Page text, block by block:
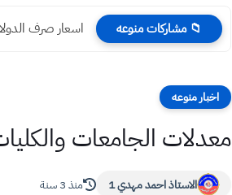
📁 مشاركات منوعه اسعار صرف الدولار
اخبار منوعه
معدلات الجامعات والكليات الاهلية
الاستاذ احمد مهدي 1 منذ 3 سنة